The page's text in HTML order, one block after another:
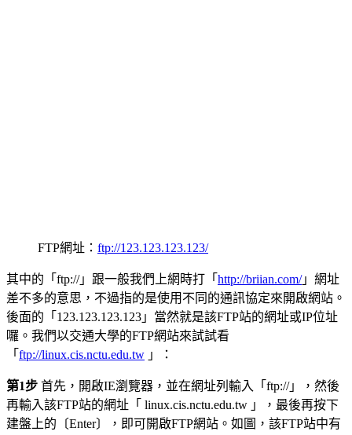
FTP網址： ftp://123.123.123.123/
其中的「ftp://」跟一般我們上網時打「 http://briian.com/」網址
差不多的意思，不過指的是使用不同的通訊協定來開啟網站。
後面的「123.123.123.123」當然就是該FTP站的網址或IP位址
囉。我們以交通大學的FTP網站來試試看
「 ftp://linux.cis.nctu.edu.tw 」：
第1步 首先，開啟IE瀏覽器，並在網址列輸入「ftp://」，然後
再輸入該FTP站的網址「 linux.cis.nctu.edu.tw 」，最後再按下
建盤上的〔Enter〕，即可開啟FTP網站。如圖，該FTP站中有